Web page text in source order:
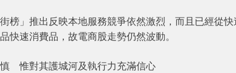
榜」推出反映本地服務競爭依然激烈，而且已經從
快速消費品，故電商股走勢仍然波動。
惟對其護城河及執行力充滿信心